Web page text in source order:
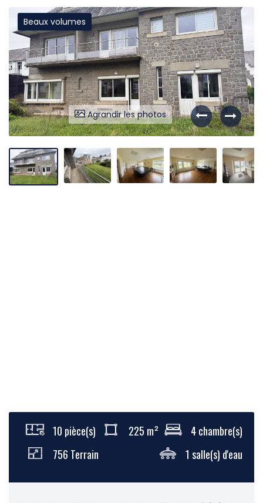
Liens utiles Partenaires Nos avis Nos outils
Agrandir les photos
Beaux volumes
10 pièce(s) 225 m²
4 chambre(s)
756 Terrain
1 salle(s) d'eau